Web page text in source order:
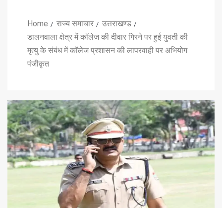
Home राज्य समाचार
उत्तराखण्ड
डालनवाला क्षेत्र में कॉलेज की दीवार गिरने पर हुई युवती की
मृत्यु के संबंध में कॉलेज प्रशासन की लापरवाही पर अभियोग
पंजीकृत